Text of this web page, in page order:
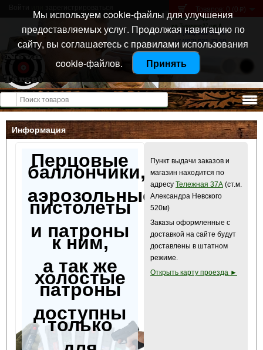
Санкт-Петербург
ул. Тележная 37 лит А
+7 (911) 021-04-08
+7 (812) 921-73-50
Товаров: 0 (0 p )
Открыть меню
Информация
Перцовые
баллончики,
аэрозольные
пистолеты
и патроны
к ним,
а так же
холостые
патроны
доступны
только
Пункт выдачи заказов и
магазин находится по
адресу Тележная 37А (ст.м.
Александра Невского
520м)
Заказы оформленные с
доставкой на сайте будут
доставлены в штатном
режиме.
Открыть карту проезда ►
Мы используем cookie-файлы для улучшения
предоставляемых услуг. Продолжая навигацию по
сайту, вы соглашаетесь с правилами использования
cookie-файлов.
Принять